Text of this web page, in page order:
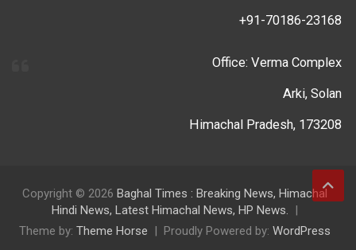
+91-70186-23168
Office: Verma Complex
Arki, Solan
Himachal Pradesh, 173208
Copyright © 2026 Baghal Times : Breaking News, Himachal
Hindi News, Latest Himachal News, HP News.
Theme by: Theme Horse Proudly Powered by: WordPress